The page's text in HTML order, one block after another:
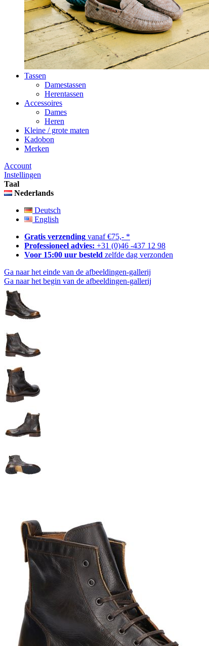
Tassen
Damestassen
Herentassen
Accessoires
Dames
Heren
Kleine / grote maten
Kadobon
Merken
Account
Instellingen
Taal
Nederlands
Deutsch
English
Gratis verzending vanaf €75,- *
Professioneel advies: +31 (0)46 -437 12 98
Voor 15:00 uur besteld zelfde dag verzonden
Ga naar het einde van de afbeeldingen-gallerij
Ga naar het begin van de afbeeldingen-gallerij